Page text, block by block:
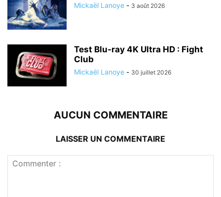
Mickaël Lanoye - 3 août 2026
Test Blu-ray 4K Ultra HD : Fight
Club
Mickaël Lanoye - 30 juillet 2026
AUCUN COMMENTAIRE
LAISSER UN COMMENTAIRE